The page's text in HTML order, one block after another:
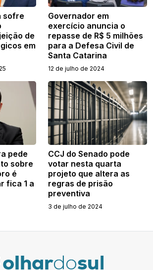
sofre
de
em
Governador em
exercício anuncia o
repasse de R$ 5 milhões
para a Defesa Civil de
Santa Catarina
12 de julho de 2024
pede
sobre
é
fica 1 a
CCJ do Senado pode
votar nesta quarta
projeto que altera as
regras de prisão
preventiva
3 de julho de 2024